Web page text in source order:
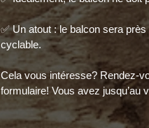
✅ Un atout : le balcon sera près
cyclable.
Cela vous intéresse? Rendez-
formulaire! Vous avez jusqu’au